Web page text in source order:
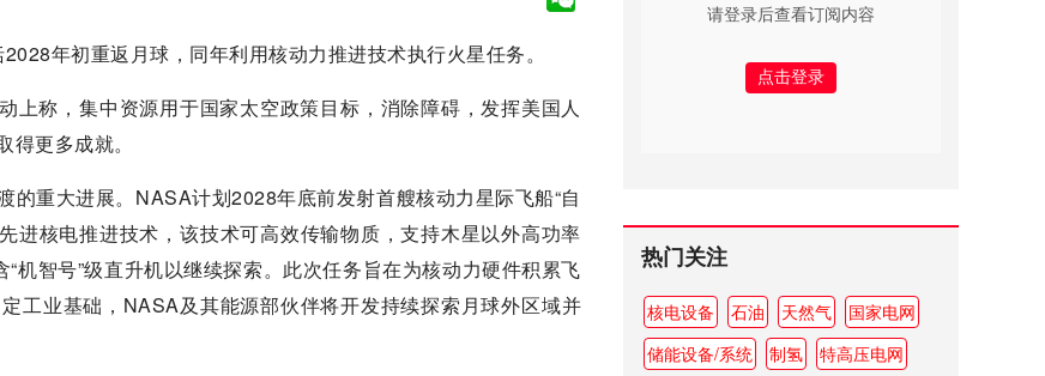
年初重返月球，同年利用核动力推进技术执行火星任务。
上称，集中资源用于国家太空政策目标，消除障碍，发挥美国人
更多成就。
重大进展。NASA计划2028年底前发射首艘核动力星际飞船“自
进核电推进技术，该技术可高效传输物质，支持木星以外高功率
机智号”级直升机以继续探索。此次任务旨在为核动力硬件积累飞
工业基础，NASA及其能源部伙伴将开发持续探索月球外区域并
请登录后查看订阅内容
热门关注
核电设备 石油 天然气
国家电网
储能设备/系统
制氢
特高压电网